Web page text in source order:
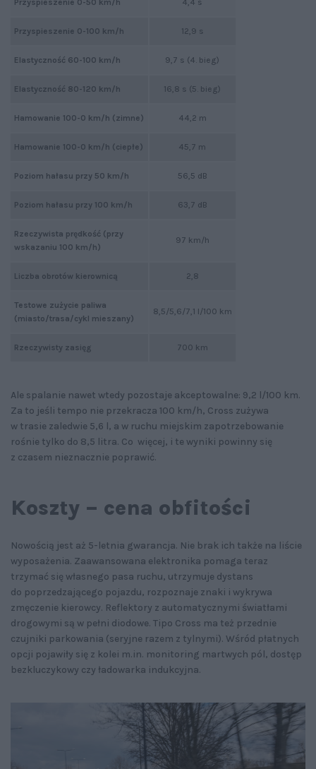
12,9 s
9,7 s (4. bieg)
16,8 s (5. bieg)
44,2 m
45,7 m
56,5 dB
63,7 dB
97 km/h
2,8
8,5/5,6/7,1 l/100 km
700 km
Przyspieszenie 0-100 km/h
Elastyczność 60-100 km/h
Elastyczność 80-120 km/h
Hamowanie 100-0 km/h (zimne)
Hamowanie 100-0 km/h (ciepłe)
Poziom hałasu przy 50 km/h
Poziom hałasu przy 100 km/h
Rzeczywista prędkość (przy
wskazaniu 100 km/h)
Liczba obrotów kierownicą
Testowe zużycie paliwa
(miasto/trasa/cykl mieszany)
Rzeczywisty zasięg
Ale spalanie nawet wtedy pozostaje akceptowalne: 9,2 l/100 km.
Za to jeśli tempo nie przekracza 100 km/h, Cross zużywa
w trasie zaledwie 5,6 l, a w ruchu miejskim zapotrzebowanie
rośnie tylko do 8,5 litra. Co więcej, i te wyniki powinny się
z czasem nieznacznie poprawić.
Koszty – cena obfitości
Nowością jest aż 5-letnia gwarancja. Nie brak ich także na liście
wyposażenia. Zaawansowana elektronika pomaga teraz
trzymać się własnego pasa ruchu, utrzymuje dystans
do poprzedzającego pojazdu, rozpoznaje znaki i wykrywa
zmęczenie kierowcy. Reflektory z automatycznymi światłami
drogowymi są w pełni diodowe. Tipo Cross ma też przednie
czujniki parkowania (seryjne razem z tylnymi). Wśród płatnych
opcji pojawiły się z kolei m.in. monitoring martwych pól, dostęp
bezkluczykowy czy ładowarka indukcyjna.